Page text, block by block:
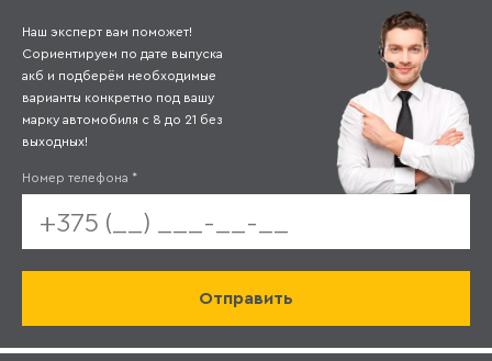
Наш эксперт вам поможет!
Сориентируем по дате выпуска
акб и подберём необходимые
варианты конкретно под вашу
марку автомобиля с 8 до 21 без
выходных!
Номер телефона *